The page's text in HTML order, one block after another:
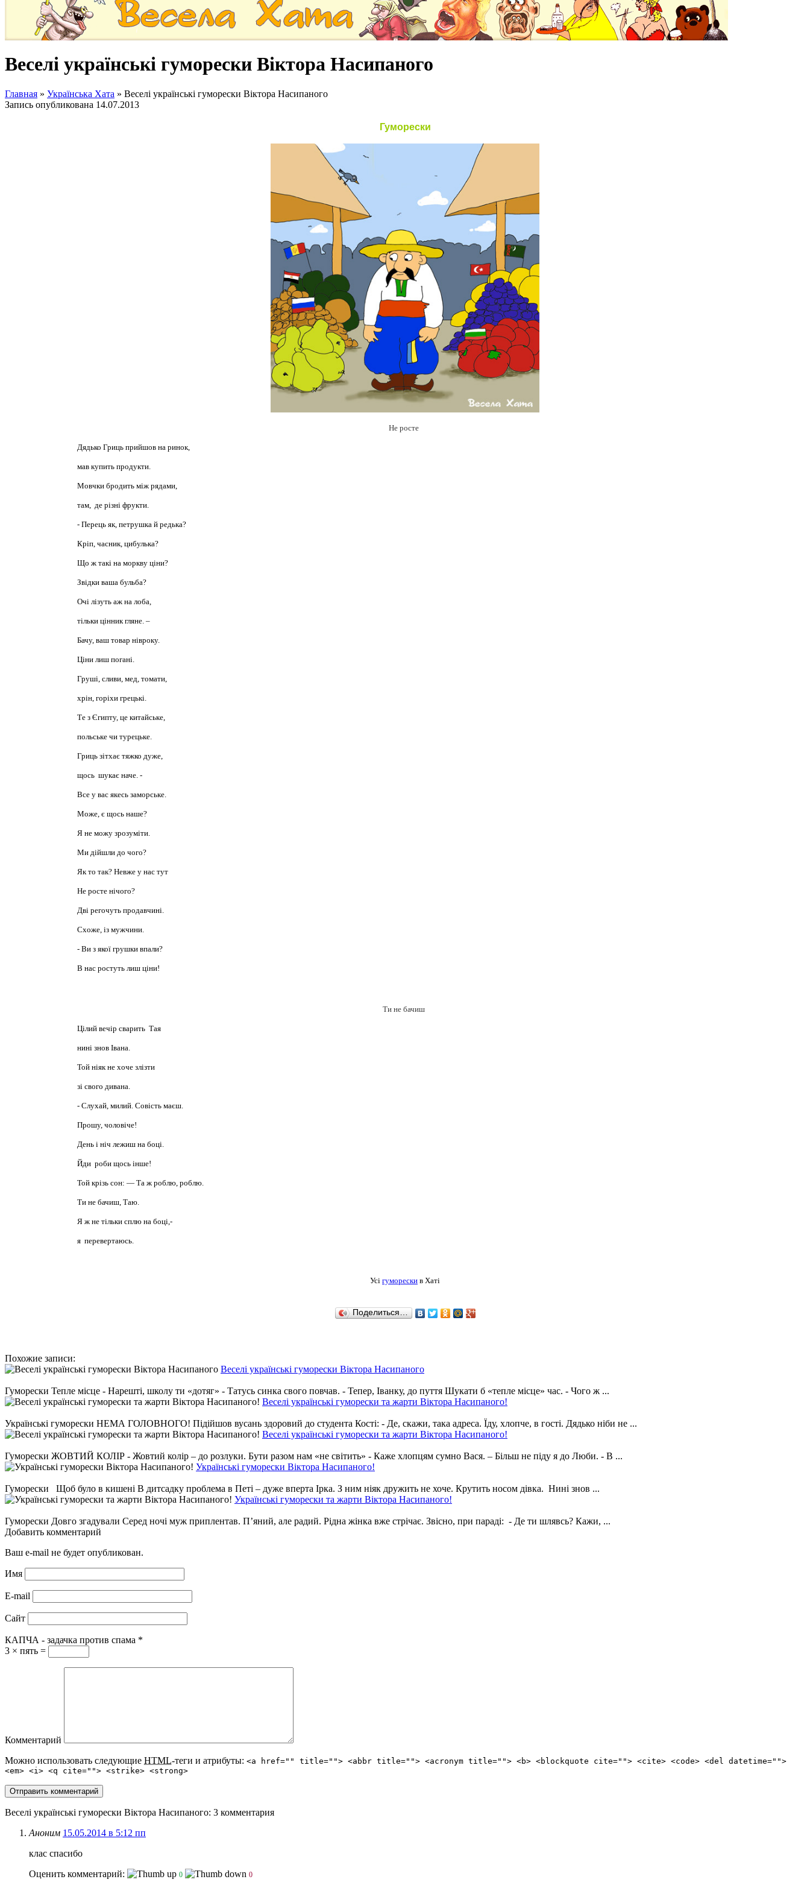
Веселі українські гуморески Віктора Насипаного
Главная » Українська Хата » Веселі українські гуморески Віктора Насипаного
Запись опубликована 14.07.2013
Гуморески
Не росте
Дядько Гриць прийшов на ринок,
мав купить продукти.
Мовчки бродить між рядами,
там, де різні фрукти.
- Перець як, петрушка й редька?
Кріп, часник, цибулька?
Що ж такі на моркву ціни?
Звідки ваша бульба?
Очі лізуть аж на лоба,
тільки цінник гляне. –
Бачу, ваш товар нівроку.
Ціни лиш погані.
Груші, сливи, мед, томати,
хрін, горіхи грецькі.
Те з Єгипту, це китайське,
польське чи турецьке.
Гриць зітхає тяжко дуже,
щось шукає наче. -
Все у вас якесь заморське.
Може, є щось наше?
Я не можу зрозуміти.
Ми дійшли до чого?
Як то так? Невже у нас тут
Не росте нічого?
Дві регочуть продавчині.
Схоже, із мужчини.
- Ви з якої грушки впали?
В нас ростуть лиш ціни!
Ти не бачиш
Цілий вечір сварить Тая
нині знов Івана.
Той ніяк не хоче злізти
зі свого дивана.
- Слухай, милий. Совість маєш.
Прошу, чоловіче!
День і ніч лежиш на боці.
Йди роби щось інше!
Той крізь сон: — Та ж роблю, роблю.
Ти не бачиш, Таю.
Я ж не тільки сплю на боці,-
я перевертаюсь.
Усі гуморески в Хаті
Поделиться…
Похожие записи:
Веселі українські гуморески Віктора Насипаного
Гуморески Тепле місце - Нарешті, школу ти «дотяг» - Татусь синка свого повчав. - Тепер, Іванку, до пуття Шукати б «тепле місце» час. - Чого ж ...
Веселі українські гуморески та жарти Віктора Насипаного!
Українські гуморески НЕМА ГОЛОВНОГО! Підійшов вусань здоровий до студента Кості: - Де, скажи, така адреса. Їду, хлопче, в гості. Дядько ніби не ...
Веселі українські гуморески та жарти Віктора Насипаного!
Гуморески ЖОВТИЙ КОЛІР - Жовтий колір – до розлуки. Бути разом нам «не світить» - Каже хлопцям сумно Вася. – Більш не піду я до Люби. - В ...
Українські гуморески Віктора Насипаного!
Гуморески Щоб було в кишені В дитсадку проблема в Петі – дуже вперта Ірка. З ним ніяк дружить не хоче. Крутить носом дівка. Нині знов ...
Українські гуморески та жарти Віктора Насипаного!
Гуморески Довго згадували Серед ночі муж приплентав. П’яний, але радий. Рідна жінка вже стрічає. Звісно, при параді: - Де ти шлявсь? Кажи, ...
Добавить комментарий
Ваш e-mail не будет опубликован.
Имя
E-mail
Сайт
КАПЧА - задачка против спама *
3 × пять =
Комментарий
Можно использовать следующие HTML-теги и атрибуты: <a href="" title=""> <abbr title=""> <acronym title=""> <b> <blockquote cite=""> <cite> <code> <del datetime="">
<em> <i> <q cite=""> <strike> <strong>
Веселі українські гуморески Віктора Насипаного: 3 комментария
Аноним 15.05.2014 в 5:12 пп
клас спасибо
Оценить комментарий:
0 0